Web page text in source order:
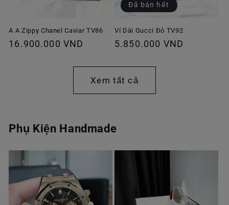
A A Zippy Chanel Caviar TV86
Giá
16.900.000 VND
Đã bán hết
Ví Dài Gucci Đỏ TV92
Giá
thường
5.850.000 VND
Xem tất cả
Phụ Kiện Handmade